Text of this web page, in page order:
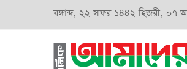
বঙ্গাব্দ, ২২ সফর ১৪৪২ হিজরী, ০৭